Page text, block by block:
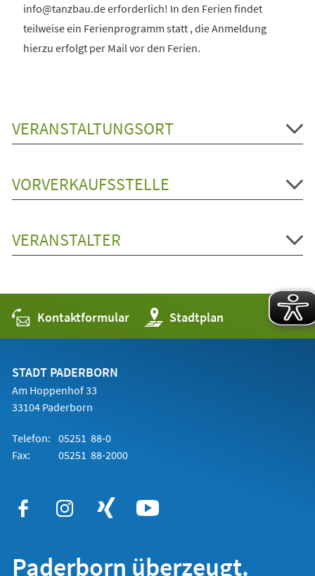
info@tanzbau.de erforderlich! In den Ferien findet
teilweise ein Ferienprogramm statt , die Anmeldung
hierzu erfolgt per Mail vor den Ferien.
VERANSTALTUNGSORT
VORVERKAUFSSTELLE
VERANSTALTER
Kontaktformular Stadtplan
(Öffnet
in
einem
STADT PADERBORN
Am Hoppenhof 33
33104 Paderborn
Telefon: 05251 88-0
Fax:
05251 88-2000
Paderborn überzeugt.